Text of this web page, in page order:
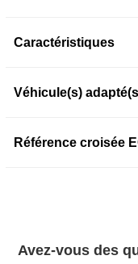
Caractéristiques
Véhicule(s)
Référence croisée
Avez-vous des